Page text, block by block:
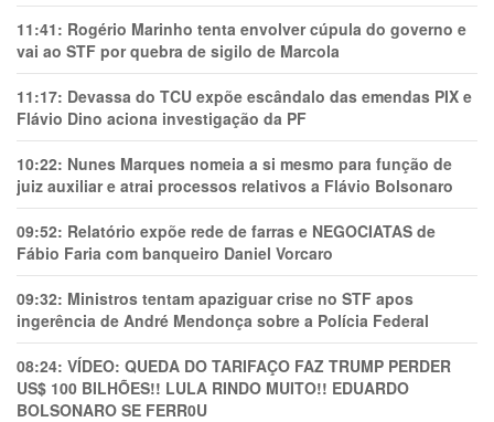
11:41: Rogério Marinho tenta envolver cúpula do governo e
vai ao STF por quebra de sigilo de Marcola
11:17: Devassa do TCU expõe escândalo das emendas PIX e
Flávio Dino aciona investigação da PF
10:22: Nunes Marques nomeia a si mesmo para função de
juiz auxiliar e atrai processos relativos a Flávio Bolsonaro
09:52: Relatório expõe rede de farras e NEGOCIATAS de
Fábio Faria com banqueiro Daniel Vorcaro
09:32: Ministros tentam apaziguar crise no STF apos
ingerência de André Mendonça sobre a Polícia Federal
08:24: VÍDEO: QUEDA DO TARIFAÇO FAZ TRUMP PERDER
US$ 100 BILHÕES!! LULA RINDO MUITO!! EDUARDO
BOLSONARO SE FERR0U